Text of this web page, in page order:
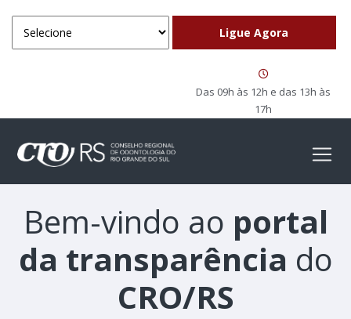
Das 09h às 12h e das 13h às
17h
Bem-vindo ao portal
da transparência do
CRO/RS